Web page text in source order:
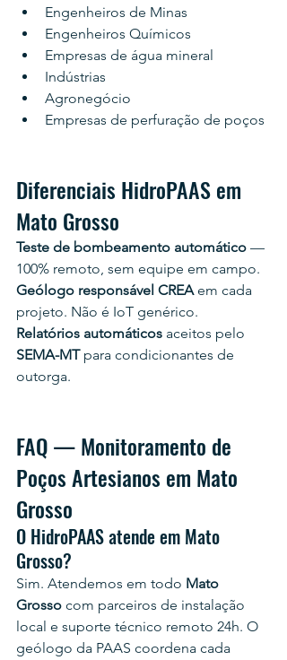
Engenheiros de Minas
Engenheiros Químicos
Empresas de água mineral
Indústrias
Agronegócio
Empresas de perfuração de poços
Diferenciais HidroPAAS em
Mato Grosso
Teste de bombeamento automático —
100% remoto, sem equipe em campo.
Geólogo responsável CREA em cada
projeto. Não é IoT genérico.
Relatórios automáticos aceitos pelo
SEMA-MT para condicionantes de
outorga.
FAQ — Monitoramento de
Poços Artesianos em Mato
Grosso
O HidroPAAS atende em Mato
Grosso?
Sim. Atendemos em todo Mato
Grosso com parceiros de instalação
local e suporte técnico remoto 24h. O
geólogo da PAAS coordena cada